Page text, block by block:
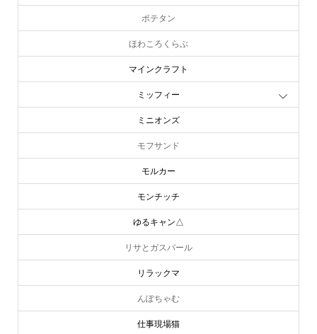
ポテタン
ほわころくらぶ
マインクラフト
ミッフィー
ミニオンズ
モフサンド
モルカー
モンチッチ
ゆるキャン△
リサとガスパール
リラックマ
んぽちゃむ
仕事現場猫